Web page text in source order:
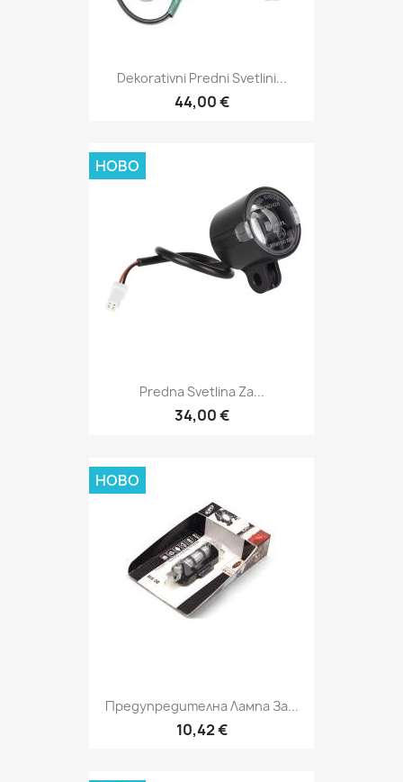
Dekorativni Predni Svetlini...
44,00 €
Predna Svetlina Za...
34,00 €
НОВО
Предупредителна Лампа За...
10,42 €
НОВО